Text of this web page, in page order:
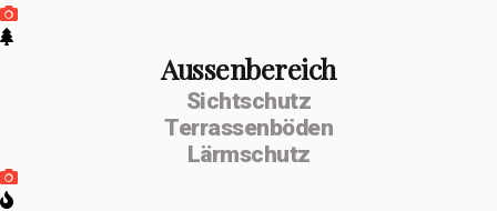
Aussenbereich
Sichtschutz
Terrassenböden
Lärmschutz